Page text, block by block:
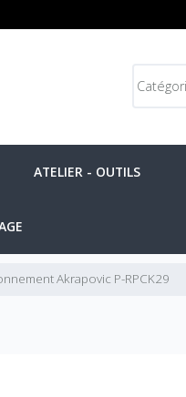
ATELIER - OUTILS
Akrapovic P-RPCK29